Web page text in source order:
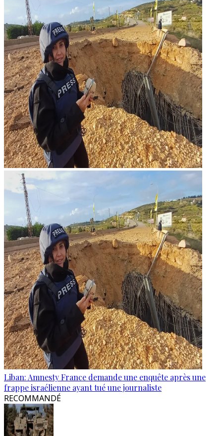
Liban: Amnesty France demande une enquête après une
frappe israélienne ayant tué une journaliste
RECOMMANDÉ